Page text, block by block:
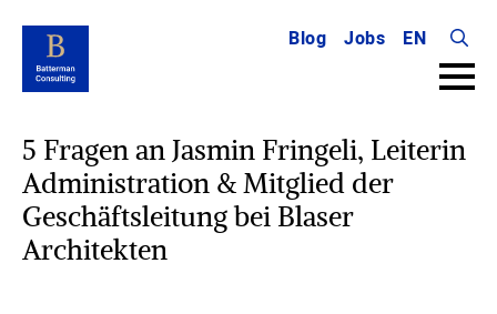
Blog Jobs EN
Search
for:
5 Fragen an Jasmin Fringeli, Leiterin
Administration & Mitglied der
Geschäftsleitung bei Blaser
Architekten